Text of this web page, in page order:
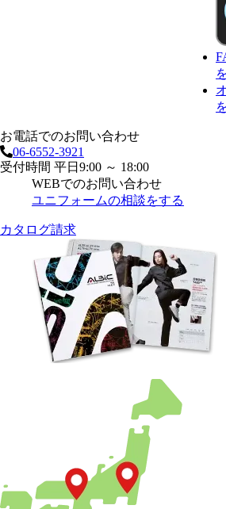
お電話でのお問い合わせ
06-6552-3921
受付時間 平日9:00 ～ 18:00
WEBでのお問い合わせ
ユニフォームの相談をする
カタログ請求